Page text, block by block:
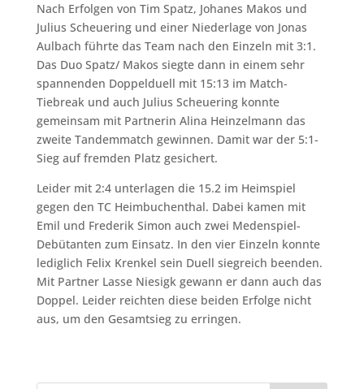
Nach Erfolgen von Tim Spatz, Johanes Makos und
Julius Scheuering und einer Niederlage von Jonas
Aulbach führte das Team nach den Einzeln mit 3:1.
Das Duo Spatz/ Makos siegte dann in einem sehr
spannenden Doppelduell mit 15:13 im Match-
Tiebreak und auch Julius Scheuering konnte
gemeinsam mit Partnerin Alina Heinzelmann das
zweite Tandemmatch gewinnen. Damit war der 5:1-
Sieg auf fremden Platz gesichert.
Leider mit 2:4 unterlagen die 15.2 im Heimspiel
gegen den TC Heimbuchenthal. Dabei kamen mit
Emil und Frederik Simon auch zwei Medenspiel-
Debütanten zum Einsatz. In den vier Einzeln konnte
lediglich Felix Krenkel sein Duell siegreich beenden.
Mit Partner Lasse Niesigk gewann er dann auch das
Doppel. Leider reichten diese beiden Erfolge nicht
aus, um den Gesamtsieg zu erringen.